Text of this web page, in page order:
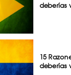
deberías
15
deberías